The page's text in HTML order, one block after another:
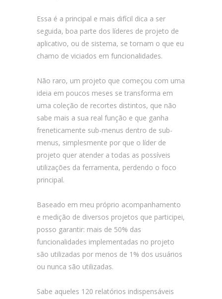
Essa é a principal e mais difícil dica a ser
seguida, boa parte dos líderes de projeto de
aplicativo, ou de sistema, se tornam o que eu
chamo de viciados em funcionalidades.
Não raro, um projeto que começou com uma
ideia em poucos meses se transforma em
uma coleção de recortes distintos, que não
sabe mais a sua real função e que ganha
freneticamente sub-menus dentro de sub-
menus, simplesmente por que o líder de
projeto quer atender a todas as possíveis
utilizações da ferramenta, perdendo o foco
principal.
Baseado em meu próprio acompanhamento
e medição de diversos projetos que participei,
posso garantir: mais de 50% das
funcionalidades implementadas no projeto
são utilizadas por menos de 1% dos usuários
ou nunca são utilizadas.
Sabe aqueles 120 relatórios indispensáveis